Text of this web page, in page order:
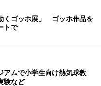
くゴッホ展」 ゴッホ作品を
トで
アムで小学生向け熱気球教
験など